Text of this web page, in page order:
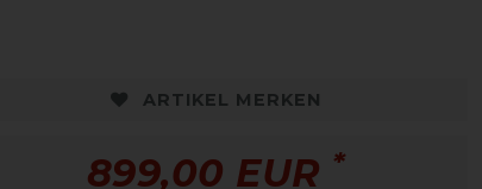
ARTIKEL MERKEN
899,00 EUR *